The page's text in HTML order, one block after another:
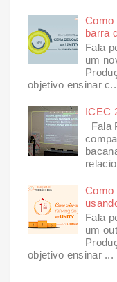
Como
barra
Fala
um
objetivo ensinar
ICEC
Fala
Como
Fala
um
objetivo ensinar ...